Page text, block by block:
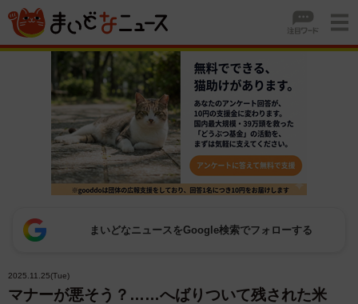
まいどなニュースをGoogle検索でフォローする
2025.11.25(Tue)
マナーが悪そう？……へばりついて残された米